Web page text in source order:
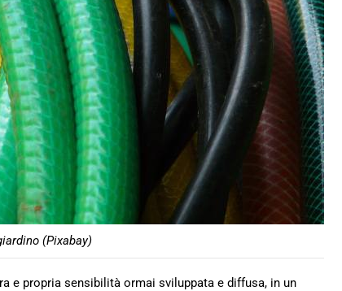
(Pixabay)
e propria sensibilità ormai sviluppata e diffusa, in un